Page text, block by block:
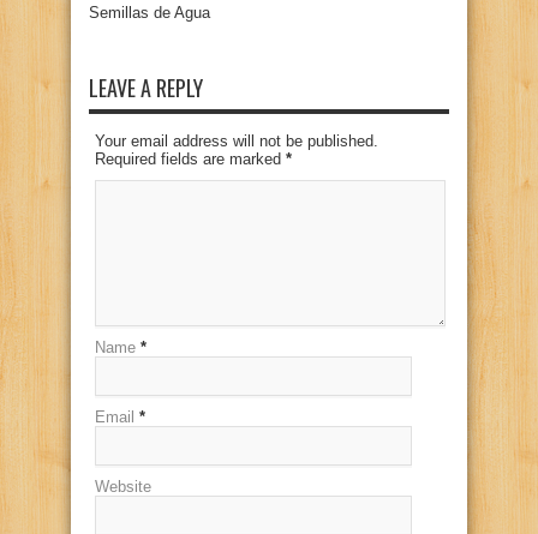
Semillas de Agua
LEAVE A REPLY
Your email address will not be published.
Required fields are marked *
Name *
Email *
Website